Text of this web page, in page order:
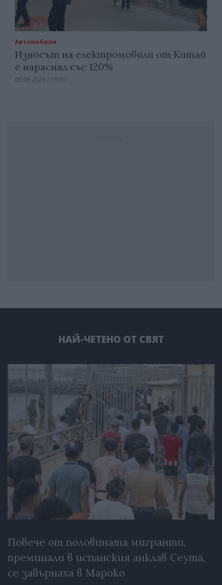
Автомобили
Износът на електромобили от Китай
е нараснал със 120%
06.08.2026 / 16:30
НАЙ-ЧЕТЕНО ОТ СВЯТ
Повече от половината мигранти,
преминали в испанския анклав Сеута,
се завърнаха в Мароко